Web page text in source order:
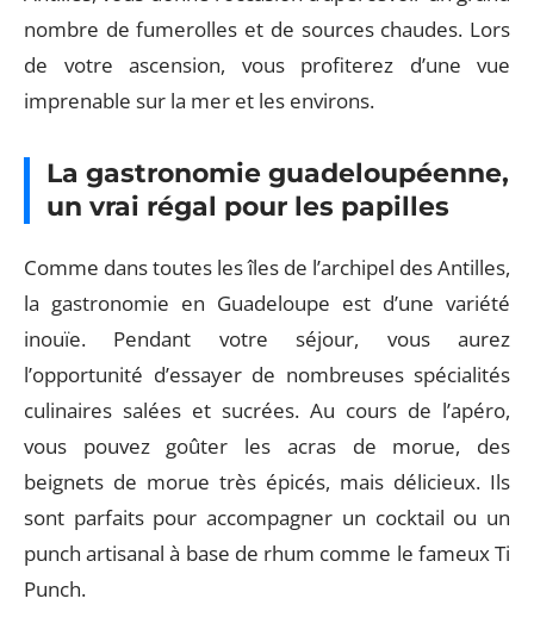
nombre de fumerolles et de sources chaudes. Lors
de votre ascension, vous profiterez d’une vue
imprenable sur la mer et les environs.
La gastronomie guadeloupéenne,
un vrai régal pour les papilles
Comme dans toutes les îles de l’archipel des Antilles,
la gastronomie en Guadeloupe est d’une variété
inouïe. Pendant votre séjour, vous aurez
l’opportunité d’essayer de nombreuses spécialités
culinaires salées et sucrées. Au cours de l’apéro,
vous pouvez goûter les acras de morue, des
beignets de morue très épicés, mais délicieux. Ils
sont parfaits pour accompagner un cocktail ou un
punch artisanal à base de rhum comme le fameux Ti
Punch.